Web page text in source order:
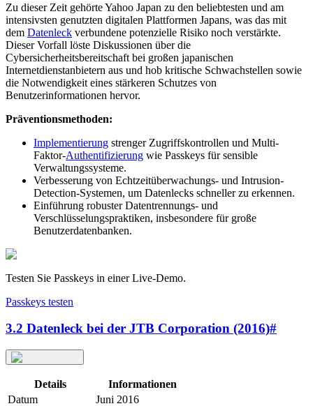
Zu dieser Zeit gehörte Yahoo Japan zu den beliebtesten und am
intensivsten genutzten digitalen Plattformen Japans, was das mit
dem Datenleck verbundene potenzielle Risiko noch verstärkte.
Dieser Vorfall löste Diskussionen über die
Cybersicherheitsbereitschaft bei großen japanischen
Internetdienstanbietern aus und hob kritische Schwachstellen sowie
die Notwendigkeit eines stärkeren Schutzes von
Benutzerinformationen hervor.
Präventionsmethoden:
Implementierung strenger Zugriffskontrollen und Multi-
Faktor-Authentifizierung wie Passkeys für sensible
Verwaltungssysteme.
Verbesserung von Echtzeitüberwachungs- und Intrusion-
Detection-Systemen, um Datenlecks schneller zu erkennen.
Einführung robuster Datentrennungs- und
Verschlüsselungspraktiken, insbesondere für große
Benutzerdatenbanken.
Testen Sie Passkeys in einer Live-Demo.
Passkeys testen
3.2 Datenleck bei der JTB Corporation (2016)#
Details
Informationen
Datum
Juni 2016